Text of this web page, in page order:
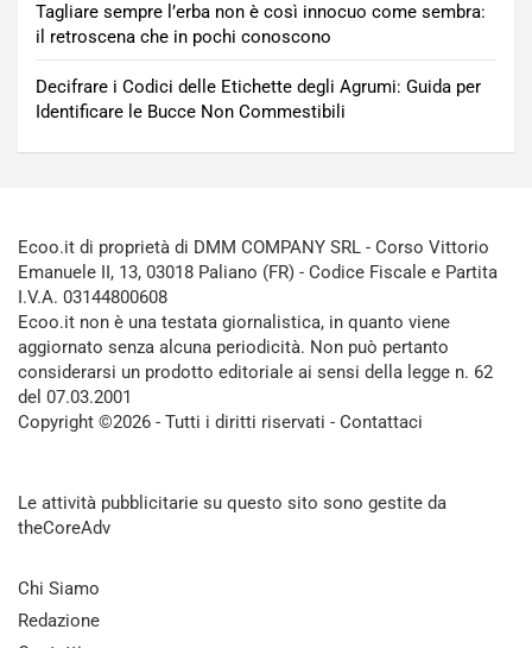
Tagliare sempre l’erba non è così innocuo come sembra:
il retroscena che in pochi conoscono
Decifrare i Codici delle Etichette degli Agrumi: Guida per
Identificare le Bucce Non Commestibili
Ecoo.it di proprietà di DMM COMPANY SRL - Corso Vittorio
Emanuele II, 13, 03018 Paliano (FR) - Codice Fiscale e Partita
I.V.A. 03144800608
Ecoo.it non è una testata giornalistica, in quanto viene
aggiornato senza alcuna periodicità. Non può pertanto
considerarsi un prodotto editoriale ai sensi della legge n. 62
del 07.03.2001
Copyright ©2026 - Tutti i diritti riservati - Contattaci
Le attività pubblicitarie su questo sito sono gestite da
theCoreAdv
Chi Siamo
Redazione